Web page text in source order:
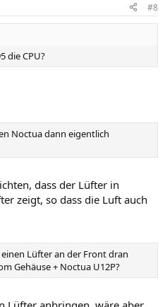
#8
die CPU?
Noctua dann eigentlich
dass der Lüfter in
zeigt, so dass die Luft auch
Lüfter an der Front dran
Gehäuse + Noctua U12P?